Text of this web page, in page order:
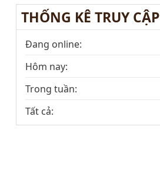
THỐNG KÊ TRUY CẬP
Đang online:
Hôm nay:
Trong tuần:
Tất cả: